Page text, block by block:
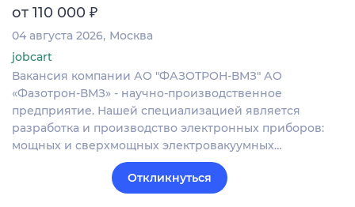
от 110 000 ₽
04 августа 2026 Москва
jobcart
Вакансия компании АО "ФАЗОТРОН-ВМЗ" АО
«Фазотрон-ВМЗ» - научно-производственное
предприятие. Нашей специализацией является
разработка и производство электронных приборов:
мощных и сверхмощных электровакуумных…
Откликнуться